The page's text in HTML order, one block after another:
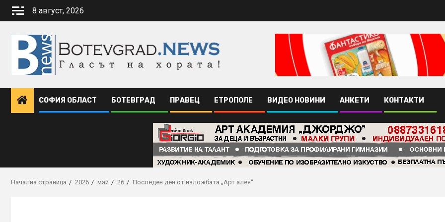
Skip
8 август, 2026
СОФИЯ ОБЛАСТ БОТЕВГРАД ПРАВЕЦ ЕТРОПОЛЕ ВИДЕО НОВИНИ АНКЕТИ КОНТАКТИ
Начална страница 2026 май 26 Последен ден от изложбата „Арт алея“